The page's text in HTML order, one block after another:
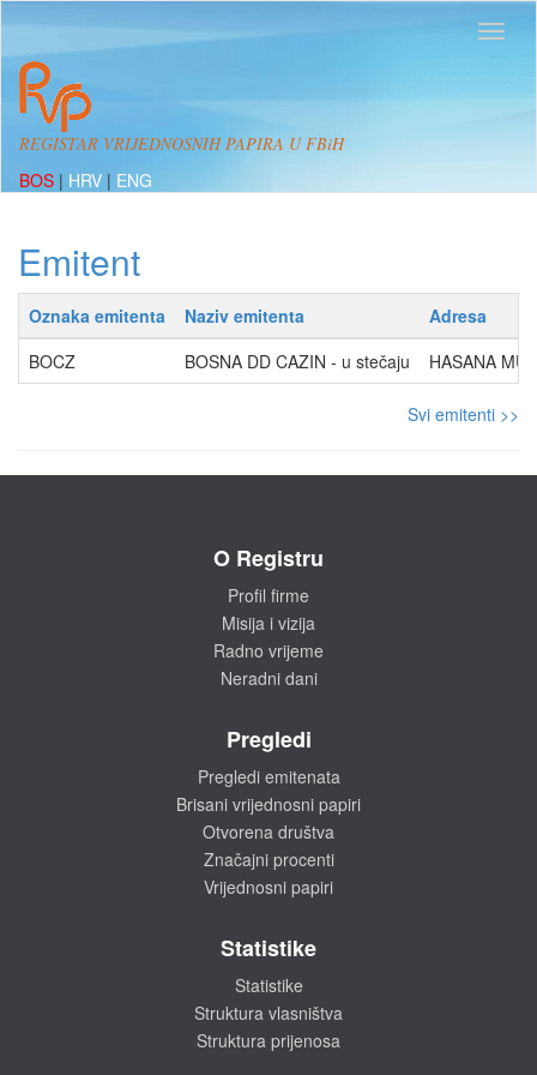
REGISTAR VRIJEDNOSNIH PAPIRA U FBiH
BOS | HRV | ENG
Emitent
Oznaka emitenta Naziv emitenta
Adresa
BOCZ
BOSNA DD CAZIN - u stečaju HASANA
Svi emitenti >>
O Registru
Profil firme
Misija i vizija
Radno vrijeme
Neradni dani
Pregledi
Pregledi emitenata
Brisani vrijednosni papiri
Otvorena društva
Značajni procenti
Vrijednosni papiri
Statistike
Statistike
Struktura vlasništva
Struktura prijenosa